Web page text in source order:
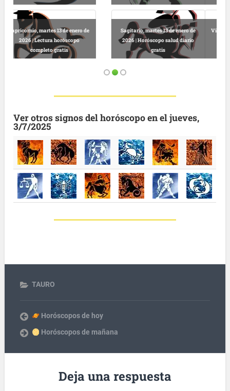
Virgo, martes 13 de enero de 2026 |
Predicciones astrológicas
gratuitas hoy
Leo, martes 13 de enero de 2026 |
Horóscopo completo y gratuito
Ver otros signos del horóscopo en el jueves,
3/7/2025
TAURO
Horóscopos de hoy
Horóscopos de mañana
Deja una respuesta